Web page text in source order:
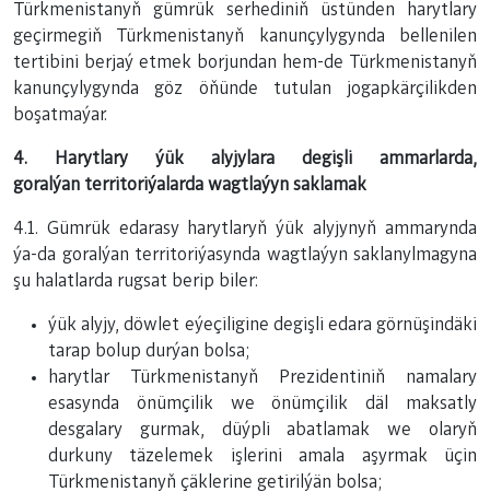
Türkmenistanyň gümrük serhediniň üstünden harytlary
geçirmegiň Türkmenistanyň kanunçylygynda bellenilen
tertibini berjaý etmek borjundan hem-de Türkmenistanyň
kanunçylygynda göz öňünde tutulan jogapkärçilikden
boşatmaýar.
4. Harytlary ýük alyjylara degişli ammarlarda,
goralýan territoriýalarda wagtlaýyn saklamak
4.1. Gümrük edarasy harytlaryň ýük alyjynyň ammarynda
ýa-da goralýan territoriýasynda wagtlaýyn saklanylmagyna
şu halatlarda rugsat berip biler:
ýük alyjy, döwlet eýeçiligine degişli edara görnüşindäki
tarap bolup durýan bolsa;
harytlar Türkmenistanyň Prezidentiniň namalary
esasynda önümçilik we önümçilik däl maksatly
desgalary gurmak, düýpli abatlamak we olaryň
durkuny täzelemek işlerini amala aşyrmak üçin
Türkmenistanyň çäklerine getirilýän bolsa;